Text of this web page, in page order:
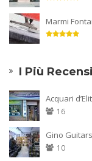
Marmi
I Più
Acquari
16
Gino
10